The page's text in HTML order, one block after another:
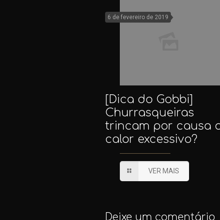
6 de fevereiro de 2019
[Dica do Gobbi]
Churrasqueiras
trincam por causa
calor excessivo?
VER MAIS
Deixe um comentário